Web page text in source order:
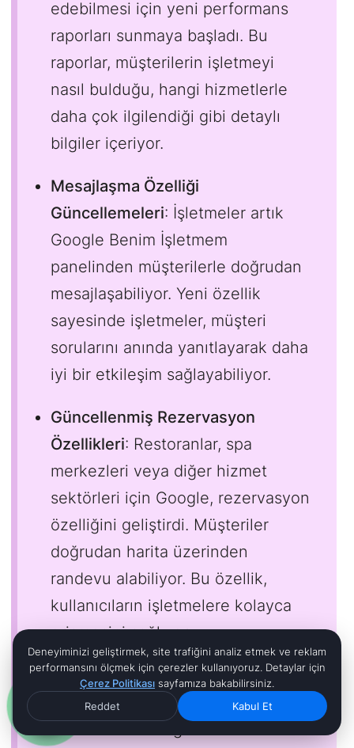
edebilmesi için yeni performans
raporları sunmaya başladı. Bu
raporlar, müşterilerin işletmeyi
nasıl bulduğu, hangi hizmetlerle
daha çok ilgilendiği gibi detaylı
bilgiler içeriyor.
Mesajlaşma Özelliği
Güncellemeleri: İşletmeler artık
Google Benim İşletmem
panelinden müşterilerle doğrudan
mesajlaşabiliyor. Yeni özellik
sayesinde işletmeler, müşteri
sorularını anında yanıtlayarak daha
iyi bir etkileşim sağlayabiliyor.
Güncellenmiş Rezervasyon
Özellikleri: Restoranlar, spa
merkezleri veya diğer hizmet
sektörleri için Google, rezervasyon
özelliğini geliştirdi. Müşteriler
doğrudan harita üzerinden
randevu alabiliyor. Bu özellik,
kullanıcıların işletmelere kolayca
erişmesini sağlıyor.
Ürün ve Hizmet Tanıtımı: İşletme
sahipleri artık ürünlerini veya
Deneyiminizi geliştirmek, site trafiğini analiz etmek ve reklam
performansını ölçmek için çerezler kullanıyoruz. Detaylar için
Çerez Politikası sayfamıza bakabilirsiniz.
Reddet
Kabul Et